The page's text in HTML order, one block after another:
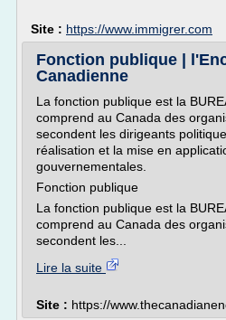
Site : https://www.immigrer.com
Fonction publique |
Canadienne
La fonction publique est la
comprend au Canada des
secondent les dirigeants
réalisation et la mise en
gouvernementales.
Fonction publique
La fonction publique est la
comprend au Canada des
secondent les...
Lire la suite
Site : https://